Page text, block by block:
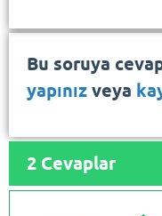
Bu soruya
yapınız veya
2 Cevaplar